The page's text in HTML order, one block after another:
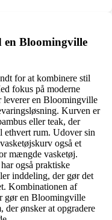
en Bloomingville
for at kombinere stil
fokus på moderne
leverer en Bloomingville
Kurven er
eller teak, der
ethvert rum. Udover sin
også et
mængde vasketøj.
også praktiske
inddeling, der gør det
Kombinationen af
gør en Bloomingville
der ønsker at opgradere